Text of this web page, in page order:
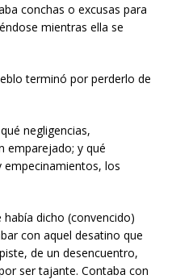
conchas o excusas para
mientras ella se
terminó por perderlo de
negligencias,
emparejado; y qué
empecinamientos, los
dicho (convencido)
con aquel desatino que
de un desencuentro,
ser tajante. Contaba con